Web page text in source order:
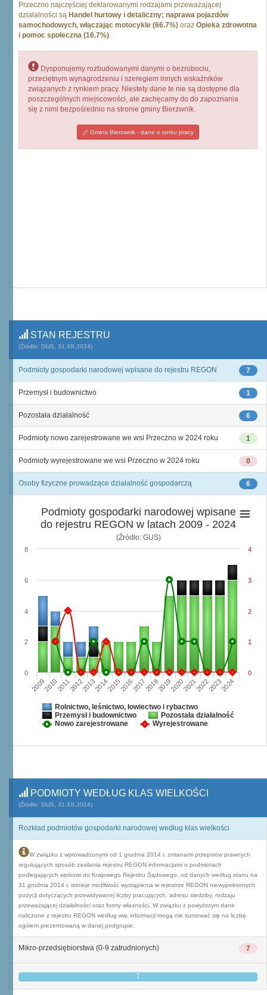
Przeczno najczęściej deklarowanymi rodzajami przeważającej
działalności są Handel hurtowy i detaliczny; naprawa pojazdów
samochodowych, włączając motocykle (66.7%) oraz Opieka zdrowotna
i pomoc społeczna (16.7%).
Dysponujemy rozbudowanymi danymi o bezrobociu,
przeciętnym wynagrodzeniu i szeregiem innych wskaźników
związanych z rynkiem pracy. Niestety dane te nie są dostępne dla
poszczególnych miejscowości, ale zachęcamy do do zapoznania
się z nimi bezpośrednio na stronie gminy Bierzwnik.
Gmina Bierzwnik - dane o rynku pracy
STAN REJESTRU
(Źródło: GUS, 31.XII.2024)
7
Podmioty gospodarki narodowej wpisane do rejestru REGON
1
Przemysł i budownictwo
6
Pozostała działalność
1
Podmioty nowo zarejestrowane we wsi Przeczno w 2024 roku
0
Podmioty wyrejestrowane we wsi Przeczno w 2024 roku
6
Osoby fizyczne prowadzące działalność gospodarczą
Podmioty gospodarki narodowej wpisane
do rejestru REGON w latach 2009 - 2024
(Źródło: GUS)
2009201020112012201320142015201620172018201920202021202220232024
0
2
4
6
8
0
1
2
3
4
Rolnictwo, leśnictwo, łowiectwo i rybactwo
Przemysł i budownictwo
Pozostała działalność
Nowo zarejestrowane
Wyrejestrowane
PODMIOTY WEDŁUG KLAS WIELKOŚCI
(Źródło: GUS, 31.XII.2024)
Rozkład podmiotów gospodarki narodowej według klas wielkości
W związku z wprowadzonymi od 1 grudnia 2014 r. zmianami przepisów prawnych
regulujących sposób zasilania rejestru REGON informacjami o podmiotach
podlegających wpisowi do Krajowego Rejestru Sądowego, od danych według stanu na
31 grudnia 2014 r. istnieje możliwość wystąpienia w rejestrze REGON niewypełnionych
pozycji dotyczących przewidywanej liczby pracujących, adresu siedziby, rodzaju
przeważającej działalności oraz formy własności. W związku z powyższym dane
naliczone z rejestru REGON według ww. informacji mogą nie sumować się na liczbę
ogółem prezentowaną w danej podgrupie.
7
Mikro-przedsiębiorstwa (0-9 zatrudnionych)
7